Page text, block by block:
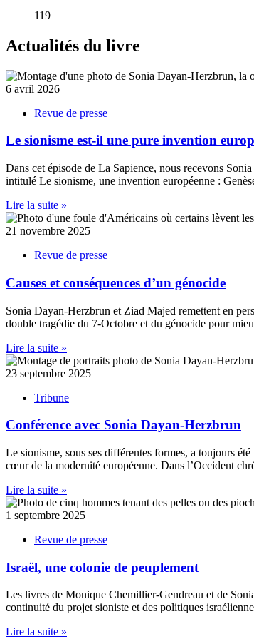
119
Actualités du livre
6 avril 2026
Revue de presse
Le sionisme est-il une pure invention
Dans cet épisode de La Sapience, nous recevons
intitulé Le sionisme, une invention européenne :
Lire la suite »
21 novembre 2025
Revue de presse
Causes et conséquences d’un génocide
Sonia Dayan-Herzbrun et Ziad Majed remettent en
double tragédie du 7-Octobre et du génocide pour
Lire la suite »
23 septembre 2025
Tribune
Conférence avec Sonia Dayan-Herzbrun
Le sionisme, sous ses différentes formes, a toujours
cœur de la modernité européenne. Dans l’Occident
Lire la suite »
1 septembre 2025
Revue de presse
Israël, une colonie de peuplement
Les livres de Monique Chemillier-Gendreau et de
continuité du projet sioniste et des politiques
Lire la suite »